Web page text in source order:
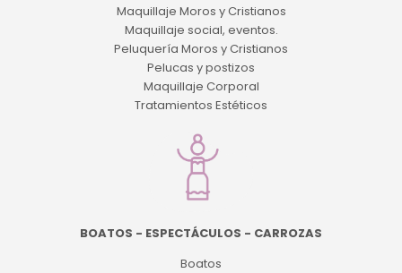
Maquillaje Moros y Cristianos
Maquillaje social, eventos.
Peluquería Moros y Cristianos
Pelucas y postizos
Maquillaje Corporal
Tratamientos Estéticos
BOATOS - ESPECTÁCULOS - CARROZAS
Boatos